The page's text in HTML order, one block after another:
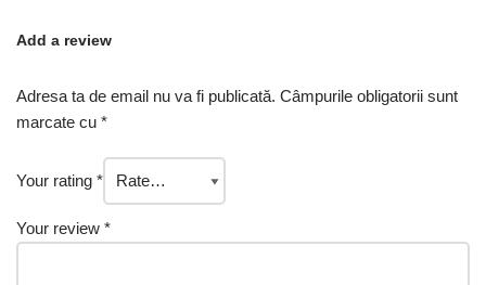
Add a review
Adresa ta de email nu va fi publicată. Câmpurile obligatorii sunt
marcate cu *
Your rating *
Your review *